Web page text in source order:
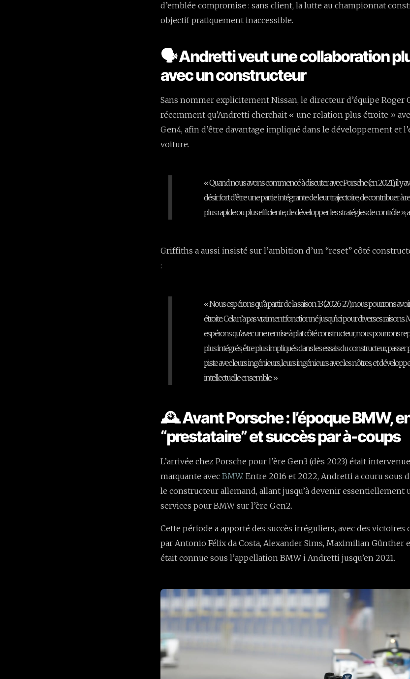
d’emblée compromise : sans client, la lutte au championnat
objectif pratiquement inaccessible.
🗣️ Andretti veut une collaboration
avec un constructeur
Sans nommer explicitement Nissan, le directeur d’équipe Roger
récemment qu’Andretti cherchait « une relation plus étroite »
Gen4, afin d’être davantage impliqué dans le développement et
voiture.
« Quand nous avons commencé à discuter avec Porsche (en 2021), il y
désir fort d’être une partie intégrante de leur trajectoire, de contribuer à
plus rapide ou plus efficiente, de développer les stratégies de contrôle »,
Griffiths a aussi insisté sur l’ambition d’un “reset” côté
:
« Nous espérons qu’à partir de la saison 13 (2026-27), nous pourrons
étroite. Cela n’a pas vraiment fonctionné jusqu’ici pour diverses raisons.
espérons qu’avec une remise à plat côté constructeur, nous pourrons
plus intégrés, être plus impliqués dans les essais du constructeur,
piste avec leurs ingénieurs, leurs ingénieurs avec les nôtres, et
intellectuelle ensemble. »
🕰️ Avant Porsche : l’époque BMW,
“prestataire” et succès par à-coups
L’arrivée chez Porsche pour l’ère Gen3 (dès 2023) était
marquante avecBMW. Entre 2016 et 2022, Andretti a couru sous
le constructeur allemand, allant jusqu’à devenir essentiellement
services pour BMW sur l’ère Gen2.
Cette période a apporté des succès irréguliers, avec des
par Antonio Félix da Costa, Alexander Sims, Maximilian Günther
était connue sous l’appellation BMW i Andretti jusqu’en 2021.